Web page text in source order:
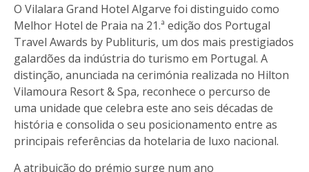
O Vilalara Grand Hotel Algarve foi distinguido como
Melhor Hotel de Praia na 21.ª edição dos Portugal
Travel Awards by Publituris, um dos mais prestigiados
galardões da indústria do turismo em Portugal. A
distinção, anunciada na cerimónia realizada no Hilton
Vilamoura Resort & Spa, reconhece o percurso de
uma unidade que celebra este ano seis décadas de
história e consolida o seu posicionamento entre as
principais referências da hotelaria de luxo nacional.
A atribuição do prémio surge num ano